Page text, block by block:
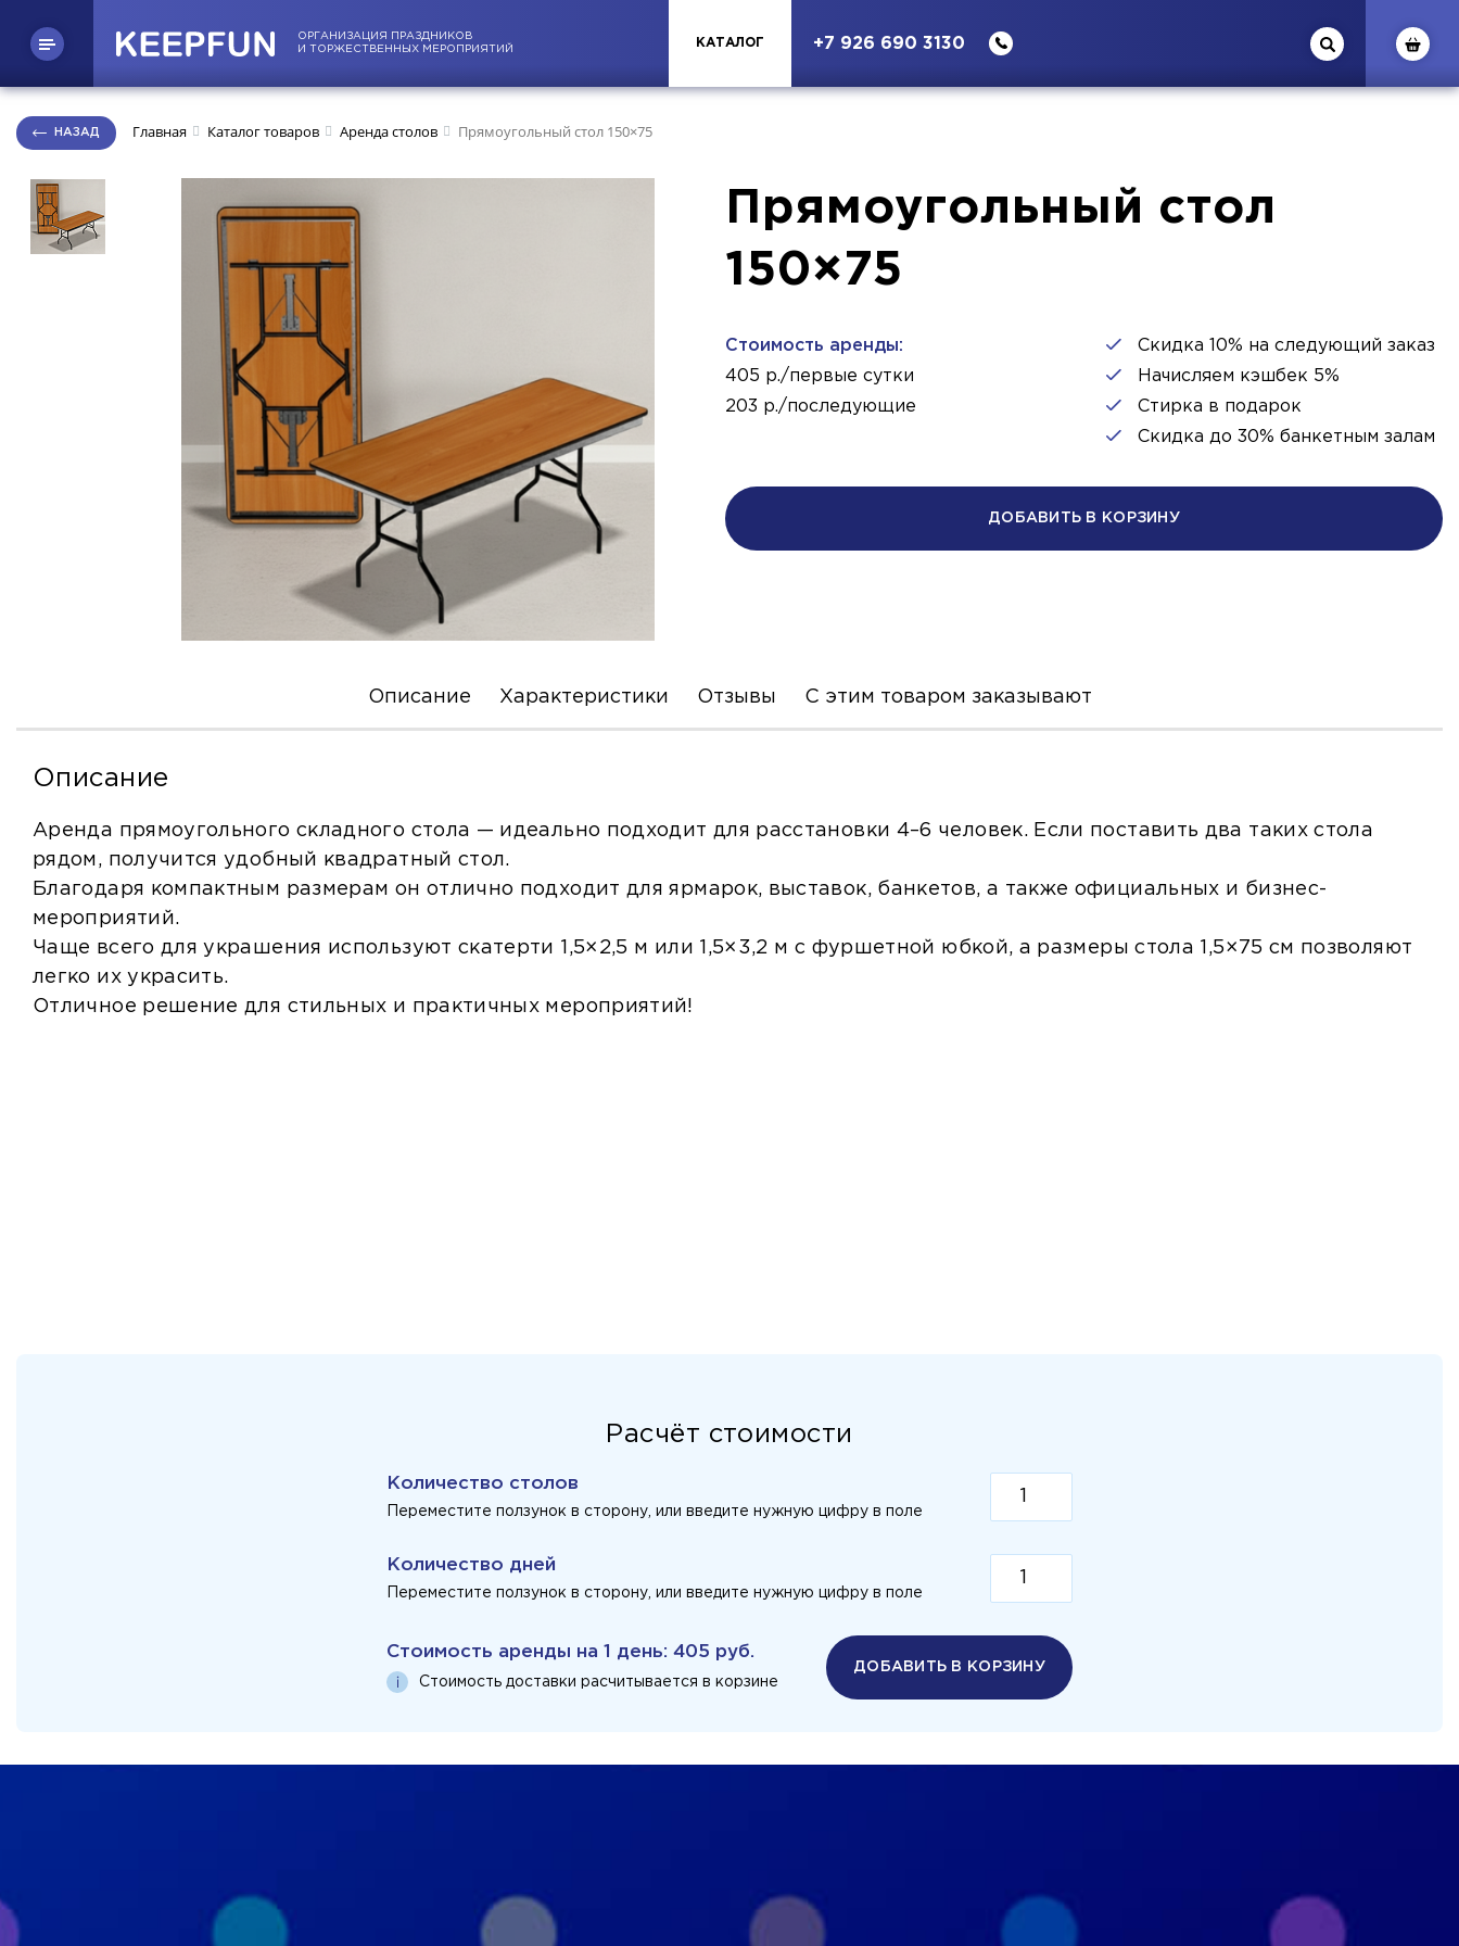
ОРГАНИЗАЦИЯ ПРАЗДНИКОВ
И ТОРЖЕСТВЕННЫХ МЕРОПРИЯТИЙ
КАТАЛОГ +7 926 690 3130
НАЗАД Главная Каталог товаров Аренда столов Прямоугольный стол 150×75
Прямоугольный стол
150×75
Стоимость аренды:
405 р./первые сутки
203 р./последующие
Скидка 10% на следующий заказ
Начисляем кэшбек 5%
Стирка в подарок
Скидка до 30% банкетным залам
ДОБАВИТЬ В КОРЗИНУ
Описание Характеристики Отзывы С этим товаром заказывают
Описание
Аренда прямоугольного складного стола — идеально подходит для расстановки 4–6 человек. Если поставить два таких стола
рядом, получится удобный квадратный стол.
Благодаря компактным размерам он отлично подходит для ярмарок, выставок, банкетов, а также официальных и бизнес-
мероприятий.
Чаще всего для украшения используют скатерти 1,5×2,5 м или 1,5×3,2 м с фуршетной юбкой, а размеры стола 1,5×75 см позволяют
легко их украсить.
Отличное решение для стильных и практичных мероприятий!
Расчёт стоимости
Количество столов
Переместите ползунок в сторону, или введите нужную цифру в поле
Количество дней
Переместите ползунок в сторону, или введите нужную цифру в поле
Стоимость аренды на 1 день: 405 руб.
Стоимость доставки расчитывается в корзине
ДОБАВИТЬ В КОРЗИНУ